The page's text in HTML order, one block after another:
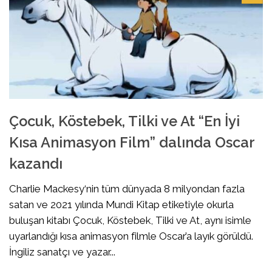
Çocuk, Köstebek, Tilki ve At “En İyi
Kısa Animasyon Film” dalında Oscar
kazandı
Charlie Mackesy‘nin tüm dünyada 8 milyondan fazla
satan ve 2021 yılında Mundi Kitap etiketiyle okurla
buluşan kitabı Çocuk, Köstebek, Tilki ve At, aynı isimle
uyarlandığı kısa animasyon filmle Oscar’a layık görüldü.
İngiliz sanatçı ve yazar...